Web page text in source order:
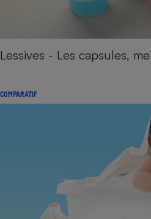
Lessives - Les capsules,
COMPARATIF